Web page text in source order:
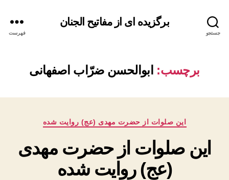
جستجو
برگزیده ای از مفاتیح الجنان
فهرست
برچسب: ابوالحسن ضرّاب اصفهانی
دسته‌ها
این صلوات از حضرت مهدی (عج) روایت شده
این صلوات از حضرت مهدی
(عج) روایت شده